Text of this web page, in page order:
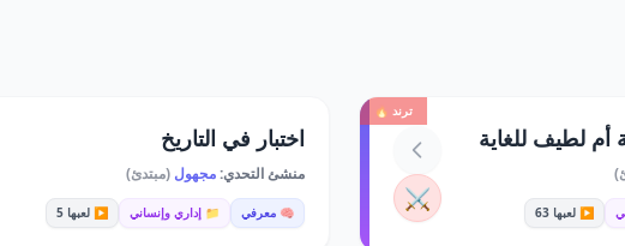
ترند 🔥
أم لطيف للغاية
▶️ لعبها 63 ⚔️
اختبار في التاريخ
منشئ التحدي:مجهول(مبتدئ)
🧠 معرفي 📁 إداري وإنساني ▶️ لعبها 5